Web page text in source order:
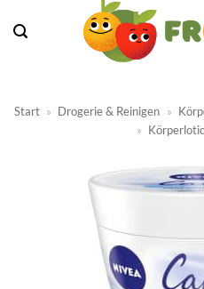
Inhalt
Start » Drogerie & Reinigen »
»